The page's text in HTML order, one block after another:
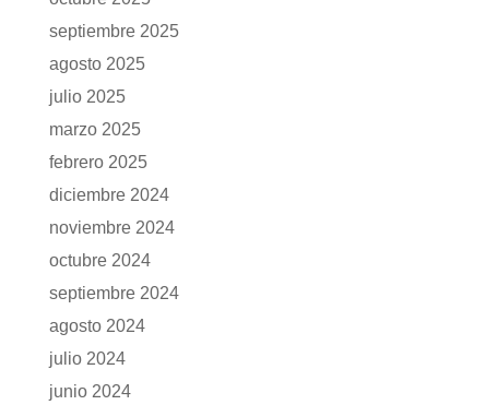
septiembre 2025
agosto 2025
julio 2025
marzo 2025
febrero 2025
diciembre 2024
noviembre 2024
octubre 2024
septiembre 2024
agosto 2024
julio 2024
junio 2024